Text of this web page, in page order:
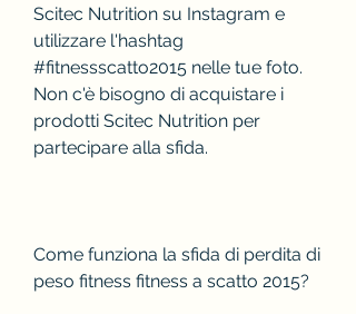
Scitec Nutrition su Instagram e
utilizzare l'hashtag
#fitnessscatto2015 nelle tue foto.
Non c'è bisogno di acquistare i
prodotti Scitec Nutrition per
partecipare alla sfida.
Come funziona la sfida di perdita di
peso fitness fitness a scatto 2015?